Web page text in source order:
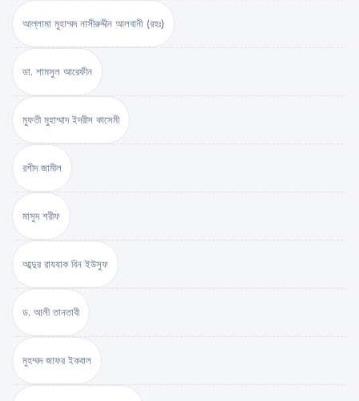
আল্লামা মুহাম্মদ নাসীরুদ্দীন আলবানী (রহঃ)
ডা. শামসুল আরেফীন
মুফতী মুহাম্মাদ ইদরীস কাসেমী
রশীদ জামীল
মাসুদ শরীফ
আব্দুর রাযযাক বিন ইউসুফ
ড. আলী তানতাবী
মুহম্মদ জাফর ইকবাল